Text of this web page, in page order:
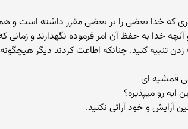
که خدا بعضی را بر بعضی مقرر داشته است و
به حفظ آن امر فرموده نگهدارند و زمانی که
تنبیه کنید. چنانکه اطاعت کردند دیگر
رو میپذیره؟
آرایش و خود آرائی نکنید.